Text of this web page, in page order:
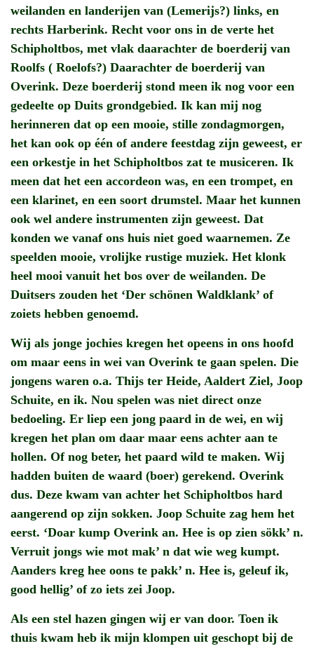
weilanden en landerijen van (Lemerijs?) links, en
rechts Harberink. Recht voor ons in de verte het
Schipholtbos, met vlak daarachter de boerderij van
Roolfs ( Roelofs?) Daarachter de boerderij van
Overink. Deze boerderij stond meen ik nog voor een
gedeelte op Duits grondgebied. Ik kan mij nog
herinneren dat op een mooie, stille zondagmorgen,
het kan ook op één of andere feestdag zijn geweest, er
een orkestje in het Schipholtbos zat te musiceren. Ik
meen dat het een accordeon was, en een trompet, en
een klarinet, en een soort drumstel. Maar het kunnen
ook wel andere instrumenten zijn geweest. Dat
konden we vanaf ons huis niet goed waarnemen. Ze
speelden mooie, vrolijke rustige muziek. Het klonk
heel mooi vanuit het bos over de weilanden. De
Duitsers zouden het ‘Der schönen Waldklank’ of
zoiets hebben genoemd.
Wij als jonge jochies kregen het opeens in ons hoofd
om maar eens in wei van Overink te gaan spelen. Die
jongens waren o.a. Thijs ter Heide, Aaldert Ziel, Joop
Schuite, en ik. Nou spelen was niet direct onze
bedoeling. Er liep een jong paard in de wei, en wij
kregen het plan om daar maar eens achter aan te
hollen. Of nog beter, het paard wild te maken. Wij
hadden buiten de waard (boer) gerekend. Overink
dus. Deze kwam van achter het Schipholtbos hard
aangerend op zijn sokken. Joop Schuite zag hem het
eerst. ‘Doar kump Overink an. Hee is op zien sökk’ n.
Verruit jongs wie mot mak’ n dat wie weg kumpt.
Aanders kreg hee oons te pakk’ n. Hee is, geleuf ik,
good hellig’ of zo iets zei Joop.
Als een stel hazen gingen wij er van door. Toen ik
thuis kwam heb ik mijn klompen uit geschopt bij de